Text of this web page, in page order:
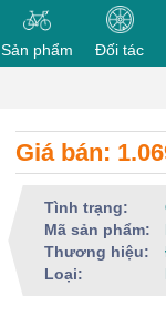
Sản phẩm Đối tác
Giá bán:
Tình trạng:
Mã sản phẩm:
Thương hiệu:
Loại: